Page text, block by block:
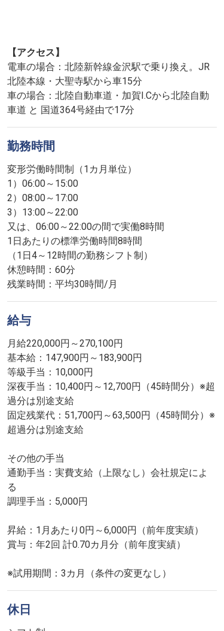
【アクセス】
電車の場合：北陸新幹線金沢駅で乗り換え。JR
北陸本線・大聖寺駅から車15分
車の場合：北陸自動車道・加賀I.Cから北陸自動
車道 と 国道364号経由で17分
勤務時間
変形労働時間制（1カ月単位）
1）06:00～15:00
2）08:00～17:00
3）13:00～22:00
又は、06:00～22:00の間で実働8時間
1日あたりの標準労働時間8時間
（1日4～12時間の勤務シフト制）
休憩時間：60分
残業時間：平均30時間/月
給与
月給220,000円～270,100円
基本給：147,900円～183,900円
等級手当：10,000円
深夜手当：10,400円～12,700円（45時間分）※超
過分は別途支給
固定残業代：51,700円～63,500円（45時間分）※
超過分は別途支給
その他の手当
通勤手当：実費支給（上限なし）会社規定によ
る
調理手当：5,000円
昇給：1月あたり0円～6,000円（前年度実績）
賞与：年2回 計0.70カ月分（前年度実績）
※試用期間：3カ月（条件の変更なし）
休日